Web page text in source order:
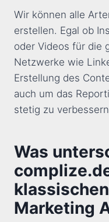
Wir können alle
erstellen. Egal ob
oder Videos für die
Netzwerke wie
Erstellung des
auch um das
stetig zu
Was
Marketing